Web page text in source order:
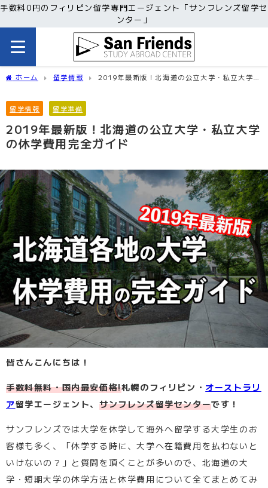
手数料0円のフィリピン留学専門エージェント「サンフレンズ留学セ
ンター」
ホーム 留学情報
2019年最新版！北海道の公立大学・私立大学の
留学情報 留学準備
2019年最新版！北海道の公立大学・私立大学
の休学費用完全ガイド
皆さんこんにちは！
手数料無料・国内最安価格!札幌のフィリピン・ オーストラリ
ア留学エージェント、サンフレンズ留学センターです！
サンフレンズでは大学を休学して海外へ留学する大学生のお
客様も多く、「休学する時に、大学へ在籍費用を払わないと
いけないの？」と質問を頂くことが多いので、北海道の大
学・短期大学の休学方法と休学費用について全てまとめてみ